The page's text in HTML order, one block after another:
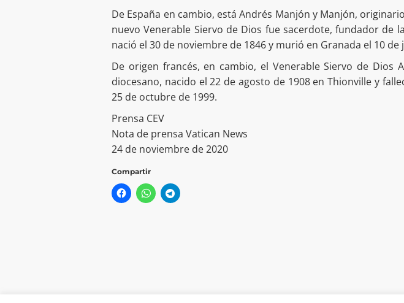
De España en cambio, está Andrés Manjón y Manjón,
nuevo Venerable Siervo de Dios fue sacerdote, fundador de
nació el 30 de noviembre de 1846 y murió en Granada el 10 de
De origen francés, en cambio, el Venerable Siervo de Dios
diocesano, nacido el 22 de agosto de 1908 en Thionville y
25 de octubre de 1999.
Prensa CEV
Nota de prensa Vatican News
24 de noviembre de 2020
Compartir